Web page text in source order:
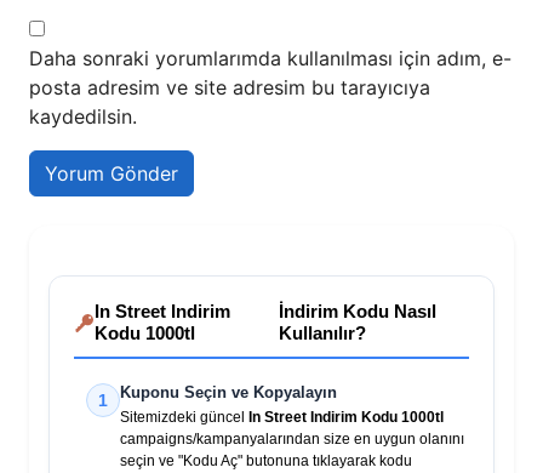
Daha sonraki yorumlarımda kullanılması için adım, e-
posta adresim ve site adresim bu tarayıcıya
kaydedilsin.
In Street Indirim
Kodu 1000tl
İndirim Kodu Nasıl
Kullanılır?
1 Kuponu Seçin ve Kopyalayın
Sitemizdeki güncel
In Street Indirim Kodu 1000tl
campaigns/kampanyalarından size en uygun olanını
seçin ve "Kodu Aç" butonuna tıklayarak kodu